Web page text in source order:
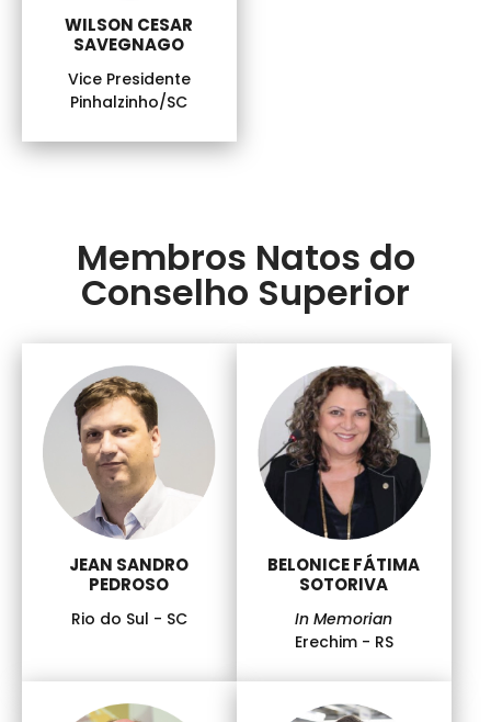
WILSON CESAR
SAVEGNAGO
Vice Presidente
Pinhalzinho/SC
Membros Natos do
Conselho Superior
JEAN SANDRO
PEDROSO
Rio do Sul - SC
BELONICE FÁTIMA
SOTORIVA
In Memorian
Erechim - RS